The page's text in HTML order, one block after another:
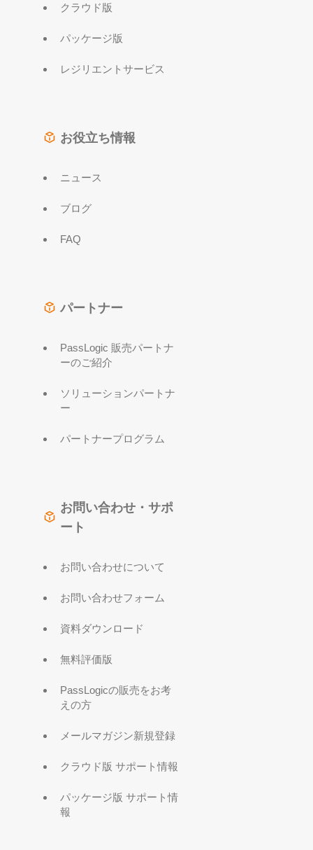
クラウド版
パッケージ版
レジリエントサービス
お役立ち情報
ニュース
ブログ
FAQ
パートナー
PassLogic 販売パートナ
ーのご紹介
ソリューションパートナ
ー
パートナープログラム
お問い合わせ・サポ
ート
お問い合わせについて
お問い合わせフォーム
資料ダウンロード
無料評価版
PassLogicの販売をお考
えの方
メールマガジン新規登録
クラウド版 サポート情報
パッケージ版 サポート情
報